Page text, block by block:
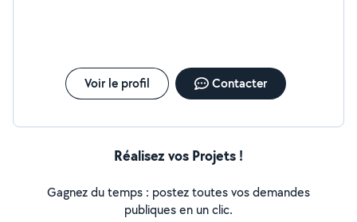
Voir le profil Contacter
Réalisez vos Projets !
Gagnez du temps : postez toutes vos demandes
publiques en un clic.